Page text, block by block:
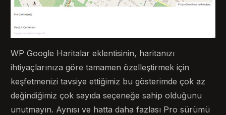
WP Google Haritalar eklentisinin, haritanızı
ihtiyaçlarınıza göre tamamen özelleştirmek için
keşfetmenizi tavsiye ettiğimiz bu gösterimde çok az
değindiğimiz çok sayıda seçeneğe sahip olduğunu
unutmayın. Aynısı ve hatta daha fazlası Pro sürümü